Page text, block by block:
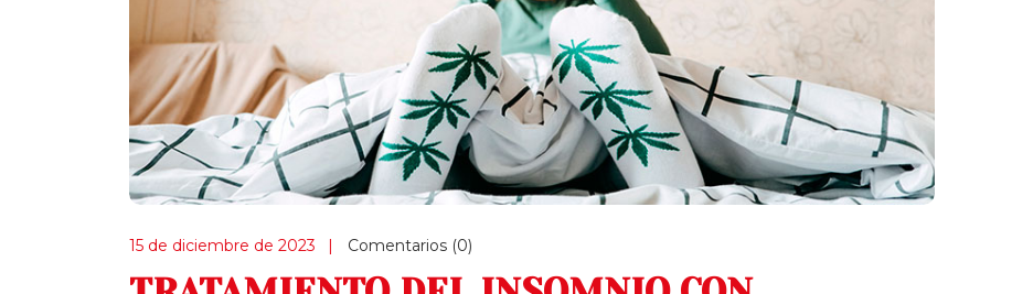
15 de diciembre de 2023 Comentarios (0)